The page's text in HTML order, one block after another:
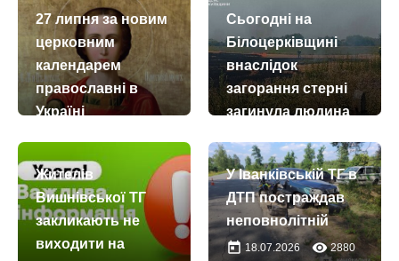
27 липня за новим
церковним
календарем
православні в
Україні
пам’ять
великомученика і
цілителя
Пантелеймона
today 27.07.2026 remove_red_eye
Сьогодні на
Білоцерківщині
внаслідок
загорання стерні
загинула людина
Жителів
Вишнівської ТГ
закликають не
виходити на
У Іванківській ТГ в
ДТП постраждав
неповнолітній
today 18.07.2026 remove_red_eye2880